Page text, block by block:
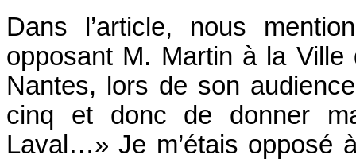
Dans l’article, nous
opposant M. Martin à la
Nantes, lors de son
cinq et donc de donner
Laval…» Je m’étais opposé